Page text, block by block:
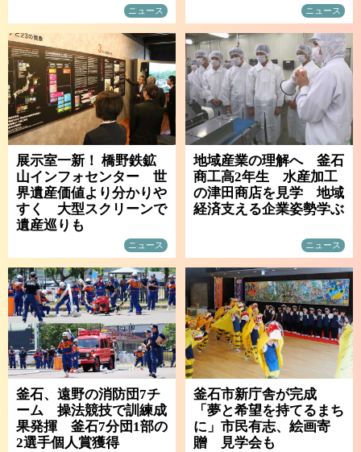
ニュース ニュース
展示室一新！ 橋野鉄鉱
山インフォセンター 世
界遺産価値より分かりや
すく 大型スクリーンで
遺産巡りも
ニュース
地域産業の理解へ 釜石
商工高2年生 水産加工
の津田商店を見学 地域
経済支える企業姿勢学ぶ
ニュース
釜石、遠野の消防団7チ
ーム 操法競技で訓練成
果発揮 釜石7分団1部の
2選手個人賞獲得
釜石市新庁舎が完成
「夢と希望を持てるまち
に」市民有志、絵画寄
贈 見学会も